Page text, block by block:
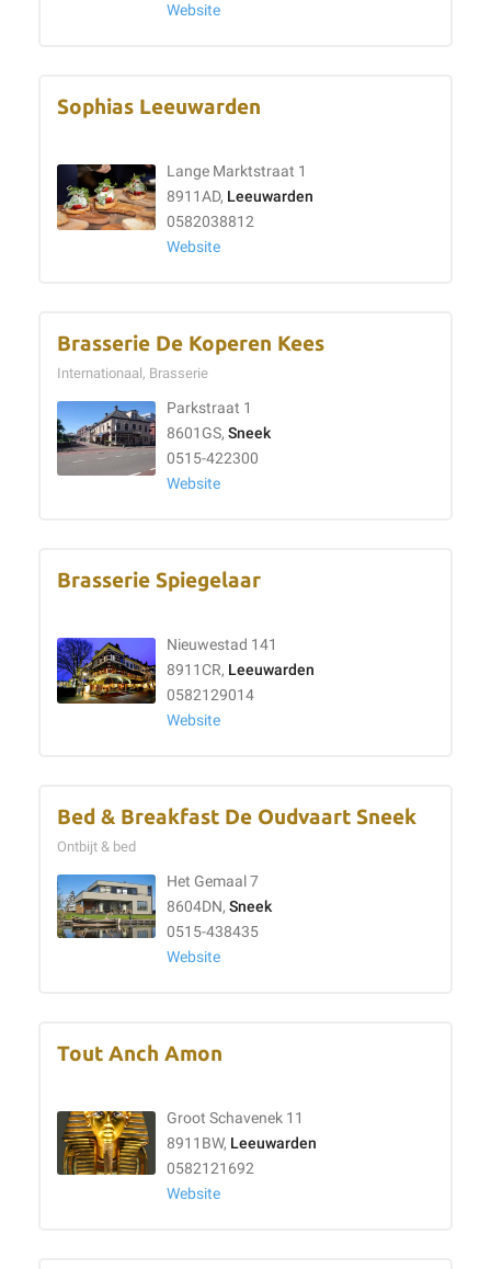
Website
Sophias Leeuwarden
Lange Marktstraat 1
8911AD, Leeuwarden
0582038812
Website
Brasserie De Koperen Kees
Internationaal, Brasserie
Parkstraat 1
8601GS, Sneek
0515-422300
Website
Brasserie Spiegelaar
Nieuwestad 141
8911CR, Leeuwarden
0582129014
Website
Bed & Breakfast De Oudvaart Sneek
Ontbijt & bed
Het Gemaal 7
8604DN, Sneek
0515-438435
Website
Tout Anch Amon
Groot Schavenek 11
8911BW, Leeuwarden
0582121692
Website